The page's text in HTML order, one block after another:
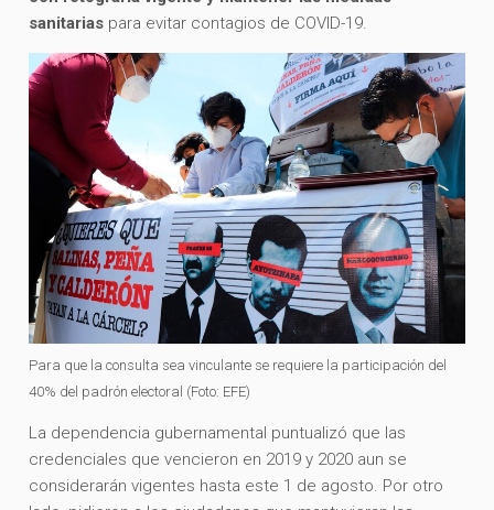
sanitarias para evitar contagios de COVID-19.
Para que la consulta sea vinculante se requiere la participación del
40% del padrón electoral (Foto: EFE)
La dependencia gubernamental puntualizó que las
credenciales que vencieron en 2019 y 2020 aun se
considerarán vigentes hasta este 1 de agosto. Por otro